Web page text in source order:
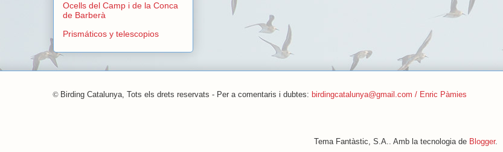
Ocells del Camp i de la Conca
de Barberà
Prismáticos y telescopios
© Birding Catalunya, Tots els drets reservats - Per a comentaris i dubtes: birdingcatalunya@gmail.com / Enric Pàmies
Tema Fantàstic, S.A.. Amb la tecnologia de Blogger.